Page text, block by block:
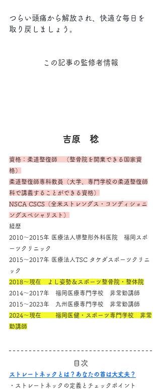
つらい頭痛から解放され、快適な毎日を
取り戻しましょう。
この記事の監修者情報
吉原　稔
資格：柔道整復師　（整骨院を開業できる国家資
格）
柔道整復師専科教員（大学、専門学校の柔道整復師
科で講義することができる資格）
NSCA CSCS（全米ストレングス・コンディショニ
ングスペシャリスト）
経歴
2010～2015年 医療法人堺整形外科医院　福岡スポ
ーツクリニック
2015～2017年 医療法人TSC タケダスポーツクリニ
ック
2018～現在　よし姿勢＆スポーツ整骨院・整体院
2014～2017年　福岡医療専門学校　非常勤講師
2015～2023年　九州医療専門学校　非常勤講師
2024～現在　　 福岡医健・スポーツ専門学校　非常
勤講師
目次
ストレートネックとは？あなたの首は大丈夫？
・ストレートネックの定義とチェックポイント